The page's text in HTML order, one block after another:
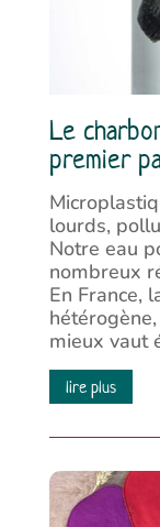
Le
premier
lourds,
Notre eau
nombreux
En France,
mieux vaut
lire plus